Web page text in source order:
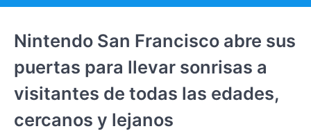
Nintendo San Francisco abre sus
puertas para llevar sonrisas a
visitantes de todas las edades,
cercanos y lejanos